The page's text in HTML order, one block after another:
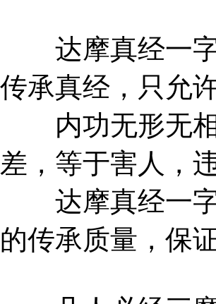
达摩真经一字
传承真经，只允
内功无形无相
差，等于害人，
达摩真经一字
的传承质量，保